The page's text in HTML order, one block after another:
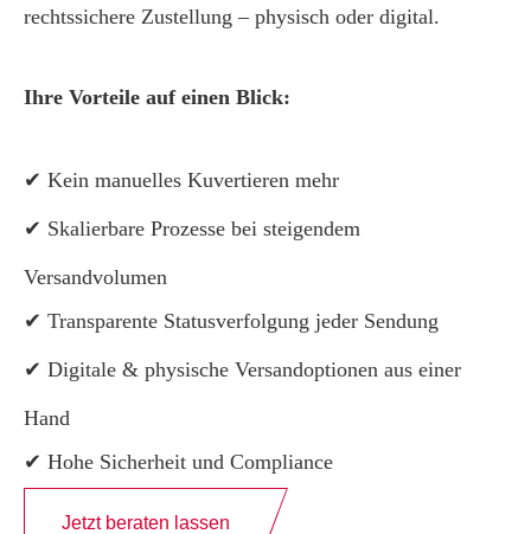
rechtssichere Zustellung – physisch oder digital.
Ihre Vorteile auf einen Blick:
✔ Kein manuelles Kuvertieren mehr
✔ Skalierbare Prozesse bei steigendem
Versandvolumen
✔ Transparente Statusverfolgung jeder Sendung
✔ Digitale & physische Versandoptionen aus einer
Hand
✔ Hohe Sicherheit und Compliance
Jetzt beraten lassen